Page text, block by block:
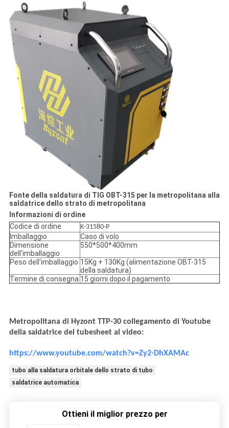
Fonte della saldatura di TIG OBT-315 per la metropolitana alla
saldatrice dello strato di metropolitana
Informazioni di ordine
Codice di ordine
K-31580-P
Imballaggio
Caso di volo
Dimensione
dell'imballaggio
550*500*400mm
Peso dell'imballaggio 15Kg + 130Kg (alimentazione OBT-315
della saldatura)
Termine di consegna 15 giorni dopo il pagamento
Metropolitana di Hyzont TTP-30 collegamento di Youtube
della saldatrice del tubesheet al video:
https://www.youtube.com/watch?v=Zy2-DhXAMAc
tubo alla saldatura orbitale dello strato di tubo
saldatrice automatica
Ottieni il miglior prezzo per